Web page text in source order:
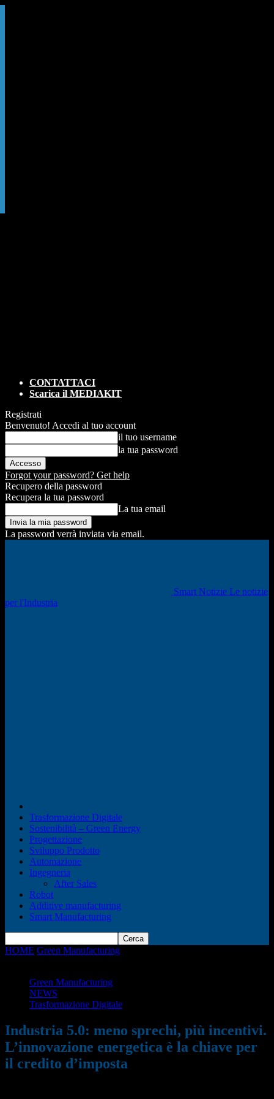
CONTATTACI
Scarica il MEDIAKIT
Registrati
Benvenuto! Accedi al tuo account
il tuo username
la tua password
Forgot your password? Get help
Recupero della password
Recupera la tua password
La tua email
La password verrà inviata via email.
Smart Notizie Le notizie
per l'Industria
Trasformazione Digitale
Sostenibilità – Green Energy
Progettazione
Sviluppo Prodotto
Automazione
Ingegneria
After Sales
Robot
Additive manufacturing
Smart Manufacturing
HOME Green Manufacturing
Green Manufacturing
NEWS
Trasformazione Digitale
Industria 5.0: meno sprechi, più incentivi.
L’innovazione energetica è la chiave per
il credito d’imposta